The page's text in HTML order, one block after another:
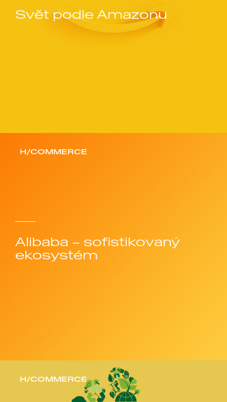
Svět podle Amazonu
H/COMMERCE
Alibaba – sofistikovaný
ekosystém
H/COMMERCE